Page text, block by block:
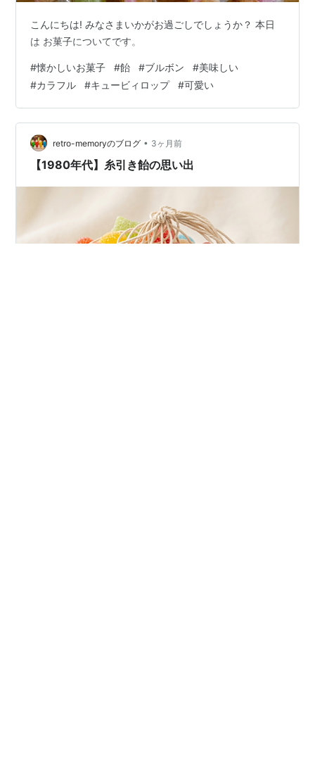
こんにちは! みなさまいかがお過ごしでしょうか？ 本日
は お菓子についてです。
#懐かしいお菓子 #飴 #ブルボン #美味しい
#カラフル #キュービィロップ #可愛い
retro-memoryのブログ • 3ヶ月前
【1980年代】糸引き飴の思い出